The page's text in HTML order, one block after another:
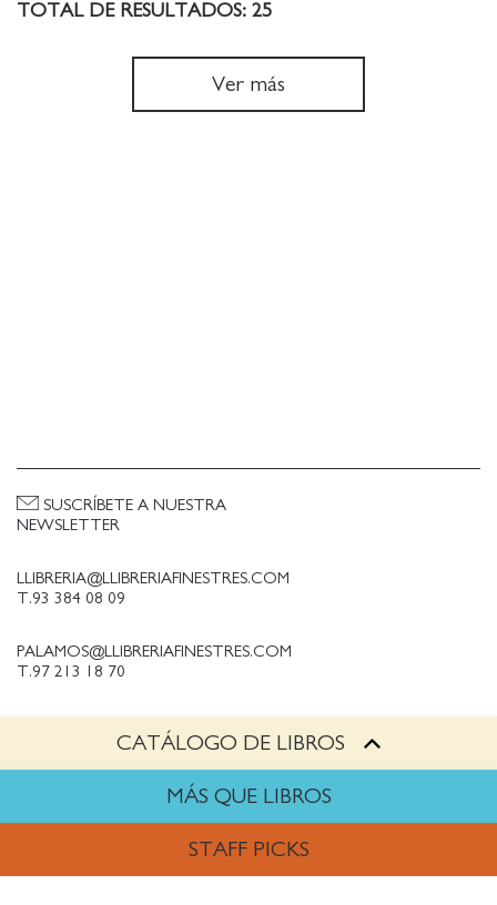
TOTAL DE RESULTADOS: 25
CATÁLOGO DE LIBROS
MÁS QUE LIBROS
STAFF PICKS
Ver más
LLIBRERIA@LLIBRERIAFINESTRES.COM
T.93 384 08 09
PALAMOS@LLIBRERIAFINESTRES.COM
T.97 213 18 70
PALESTINA@LLIBRERIAFINESTRES.COM
TRABAJA CON NOSOTROS
SUSCRÍBETE A NUESTRA
NEWSLETTER